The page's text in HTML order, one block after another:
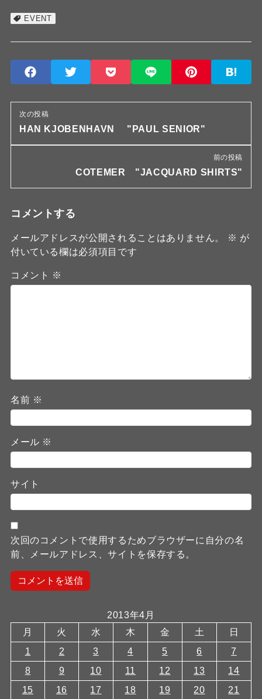
EVENT
次の投稿
HAN KJOBENHAVN "PAUL SENIOR"
前の投稿
COTEMER "JACQUARD SHIRTS"
コメントする
メールアドレスが公開されることはありません。 ※ が
付いている欄は必須項目です
コメント ※
名前 ※
メール ※
サイト
次回のコメントで使用するためブラウザーに自分の名
前、メールアドレス、サイトを保存する。
2013年4月
月
火 水 木 金 土
日
1
2 3 4 5 6
7
8
9 10 11 12 13
14
15
16 17 18 19 20 21